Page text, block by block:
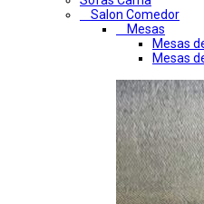
Salon Comedor
Mesas
Mesas
Mesas